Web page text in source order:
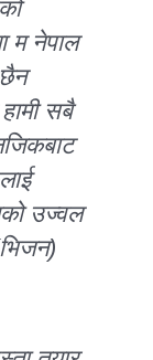
म नेपाल
सबै
उज्वल